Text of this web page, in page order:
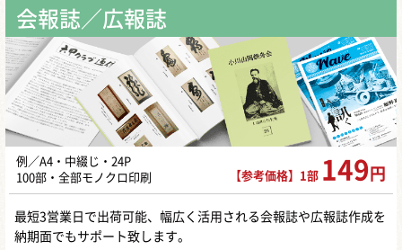
会報誌／広報誌
例／A4・中綴じ・24P
100部・全部モノクロ印刷
【参考価格】1部 149 円
最短3営業日で出荷可能、幅広く活用される会報誌や広報誌作成を
納期面でもサポート致します。